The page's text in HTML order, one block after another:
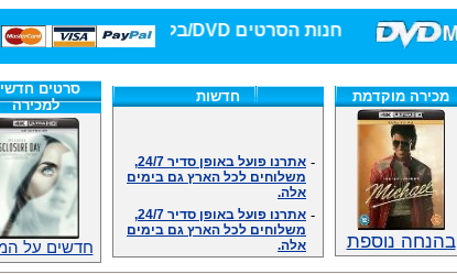
חנות הסרטים DVD/בלו-ריי/3D הגדולה ביותר!
מכירה מוקדמת
בהנחה נוספת
חדשות
משלוחים לכל הארץ גם בימים
אלה.
משלוחים לכל הארץ גם בימים
אלה.
-אנחנו כאן לכול שאלה וזמינים
סרטים
למכירה
חדשים על